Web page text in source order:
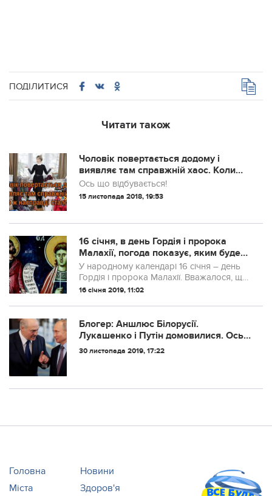
ПОДІЛИТИСЯ
Читати також
Чоловік повертається додому і
виявляє там справжній хаос. Коли
він побачив свою дружину – він
виявив це!
Ось що відбувається!
15 листопада 2018, 19:53
16 січня, в день Гордія і пророка
Малахії, погода показує, яким буде
березень
У народному календарі 16 січня – день
Гордія і пророка Малахії. Вважалося, що
саме сьогодні потрібно проводити
худобу від псування і хвороб.
16 січня 2019, 11:02
Блогер: Аншлюс Білорусії.
Лукашенко і Путін домовилися. Ось і
кордон з р@шей до самого Львова
30 листопада 2019, 17:22
Головна
Новини
Міста
Здоров'я